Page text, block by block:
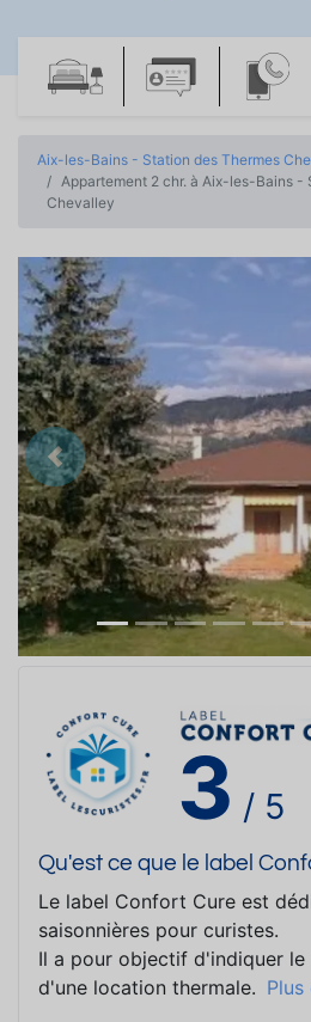
Aix-les-Bains - Station des Thermes
Appartement 2 chr. à Aix-les-Bains -
Chevalley
Précedent
3 / 5
Qu'est ce que le label
Le label Confort Cure est
saisonnières pour curistes.
Il a pour objectif d'indiquer
d'une location thermale.